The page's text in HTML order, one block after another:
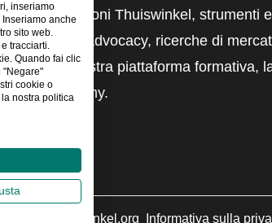
recensioni Thuiswinkel, strumenti
legali, advocacy, ricerche di
una nostra piattaforma formativa,
Academy.
Thuiswinkel.org Informativa sulla
inseriamo
anche
sito web.
tracciarti.
Quando fai clic
"Negare"
cookie o
nostra politica